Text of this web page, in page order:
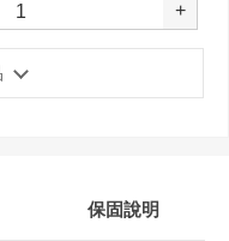
+
保固說明